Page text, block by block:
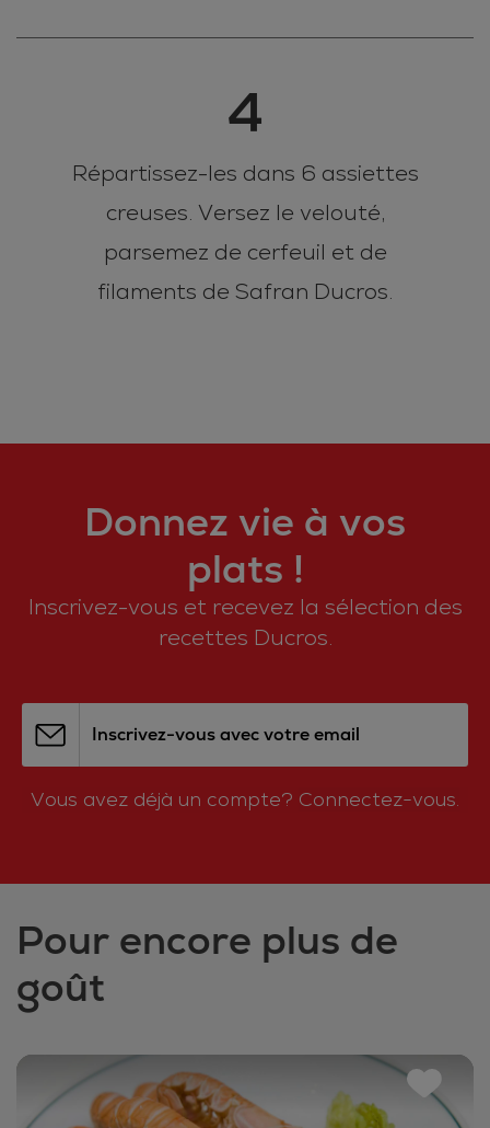
4
Répartissez-les dans 6 assiettes
creuses. Versez le velouté,
parsemez de cerfeuil et de
filaments de Safran Ducros.
Donnez vie à vos
plats !
Inscrivez-vous et recevez la sélection des
recettes Ducros.
Inscrivez-vous avec votre email
Vous avez déjà un compte? Connectez-vous.
Pour encore plus de
goût